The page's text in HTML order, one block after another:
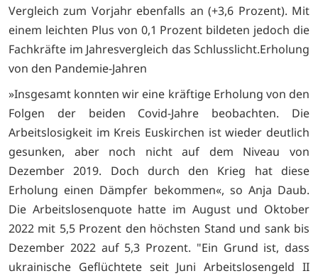
Vergleich zum Vorjahr ebenfalls an (+3,6 Prozent). Mit
einem leichten Plus von 0,1 Prozent bildeten jedoch die
Fachkräfte im Jahresvergleich das Schlusslicht.Erholung
von den Pandemie-Jahren
»Insgesamt konnten wir eine kräftige Erholung von den
Folgen der beiden Covid-Jahre beobachten. Die
Arbeitslosigkeit im Kreis Euskirchen ist wieder deutlich
gesunken, aber noch nicht auf dem Niveau von
Dezember 2019. Doch durch den Krieg hat diese
Erholung einen Dämpfer bekommen«, so Anja Daub.
Die Arbeitslosenquote hatte im August und Oktober
2022 mit 5,5 Prozent den höchsten Stand und sank bis
Dezember 2022 auf 5,3 Prozent. "Ein Grund ist, dass
ukrainische Geflüchtete seit Juni Arbeitslosengeld II